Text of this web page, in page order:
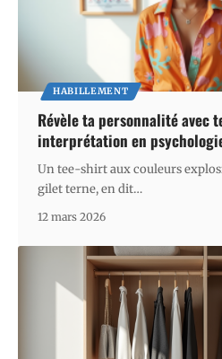
HABILLEMENT
Révèle ta personnalité avec
interprétation en
Un tee-shirt aux couleurs
gilet terne, en dit…
12 mars 2026